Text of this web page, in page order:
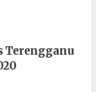
Terengganu